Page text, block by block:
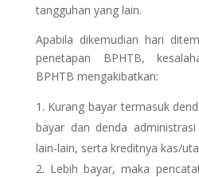
tangguhan yang lain.
Apabila dikemudian hari
penetapan BPHTB,
BPHTB mengakibatkan:
Kurang bayar termasuk
bayar dan denda
lain-lain, serta kreditnya kas/
Lebih bayar, maka